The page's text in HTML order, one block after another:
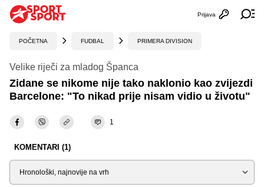
Otvori
Prijava
POČETNA FUDBAL PRIMERA DIVISION
Velike riječi za mladog Španca
Zidane se nikome nije tako naklonio kao zvijezdi
Barcelone: "To nikad prije nisam vidio u životu"
1
KOMENTARI (1)
Sortiraj